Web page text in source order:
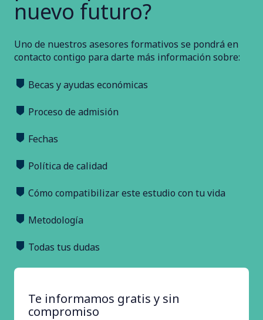
nuevo futuro?
Uno de nuestros asesores formativos se pondrá en
contacto contigo para darte más información sobre:
Becas y ayudas económicas
Proceso de admisión
Fechas
Política de calidad
Cómo compatibilizar este estudio con tu vida
Metodología
Todas tus dudas
Te informamos gratis y sin
compromiso